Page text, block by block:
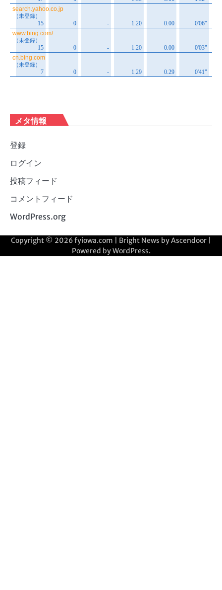
メタ情報
登録
ログイン
投稿フィード
コメントフィード
WordPress.org
Copyright © 2026fyiowa.com | Bright News byAscendoor
Powered byWordPress.